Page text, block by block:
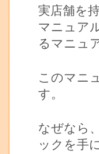
実店舗を
マニュア
るマニュ
このマニ
す。
なぜなら
ックを手